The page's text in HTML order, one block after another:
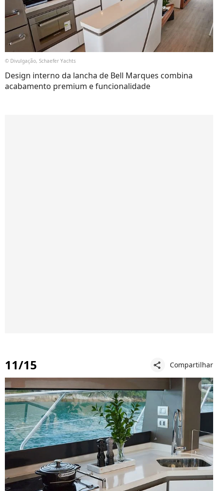
© Divulgação, Schaefer Yachts
Design interno da lancha de Bell Marques combina
acabamento premium e funcionalidade
11/15 share Compartilhar